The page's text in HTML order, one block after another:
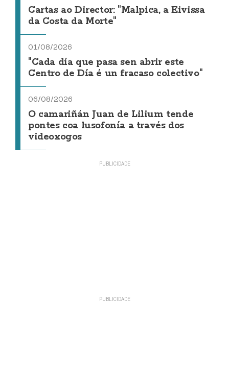
Cartas ao Director: "Malpica, a Eivissa
da Costa da Morte"
01/08/2026
"Cada día que pasa sen abrir este
Centro de Día é un fracaso colectivo"
06/08/2026
O camariñán Juan de Lilium tende
pontes coa lusofonía a través dos
videoxogos